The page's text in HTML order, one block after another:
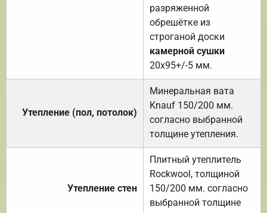
разряженной
обрешётке из
строганой доски
камерной сушки
20х95+/-5 мм.
Утепление (пол, потолок)
Минеральная вата
Knauf 150/200 мм.
согласно выбранной
толщине утепления.
Утепление стен
Плитный утеплитель
Rockwool, толщиной
150/200 мм. согласно
выбранной толщине